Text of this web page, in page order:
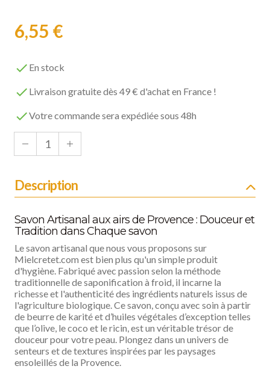
6,55 €
 En stock
 Livraison gratuite dès 49 € d'achat en France !
Votre commande sera expédiée sous 48h
Description
Savon Artisanal aux airs de Provence : Douceur et
Tradition dans Chaque savon
Le savon artisanal que nous vous proposons sur
Mielcretet.com est bien plus qu'un simple produit
d'hygiène. Fabriqué avec passion selon la méthode
traditionnelle de saponification à froid, il incarne la
richesse et l'authenticité des ingrédients naturels issus de
l'agriculture biologique. Ce savon, conçu avec soin à partir
de beurre de karité et d’huiles végétales d’exception telles
que l’olive, le coco et le ricin, est un véritable trésor de
douceur pour votre peau. Plongez dans un univers de
senteurs et de textures inspirées par les paysages
ensoleillés de la Provence.